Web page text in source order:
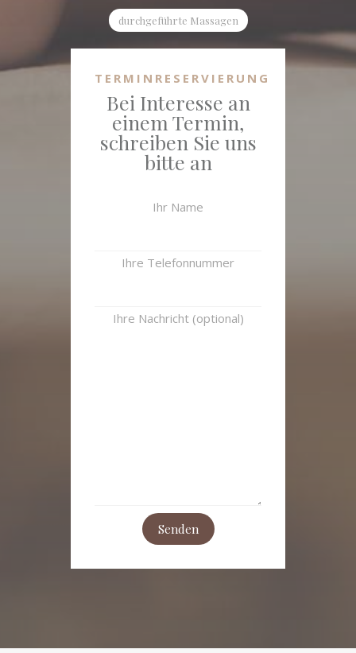
durchgeführte Massagen
TERMINRESERVIERUNG
Bei Interesse an
einem Termin,
schreiben Sie uns
bitte an
Ihr Name
Ihre Telefonnummer
Ihre Nachricht (optional)